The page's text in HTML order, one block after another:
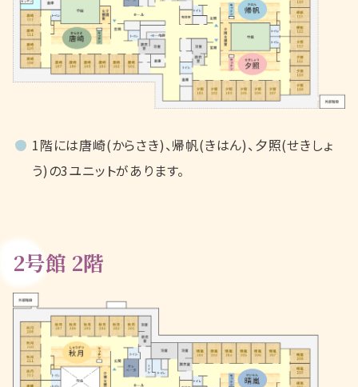
1階には唐崎(からさき)、帰帆(きはん)、夕照(せきしょ
う)の3ユニットがあります。
2号館 2階